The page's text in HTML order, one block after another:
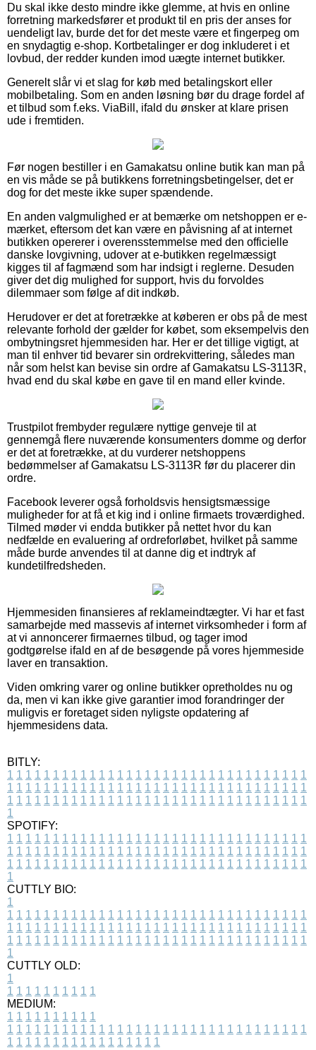
Du skal ikke desto mindre ikke glemme, at hvis en online
forretning markedsfører et produkt til en pris der anses for
uendeligt lav, burde det for det meste være et fingerpeg om
en snydagtig e-shop. Kortbetalinger er dog inkluderet i et
lovbud, der redder kunden imod uægte internet butikker.
Generelt slår vi et slag for køb med betalingskort eller
mobilbetaling. Som en anden løsning bør du drage fordel af
et tilbud som f.eks. ViaBill, ifald du ønsker at klare prisen
ude i fremtiden.
Før nogen bestiller i en Gamakatsu online butik kan man på
en vis måde se på butikkens forretningsbetingelser, det er
dog for det meste ikke super spændende.
En anden valgmulighed er at bemærke om netshoppen er e-
mærket, eftersom det kan være en påvisning af at internet
butikken opererer i overensstemmelse med den officielle
danske lovgivning, udover at e-butikken regelmæssigt
kigges til af fagmænd som har indsigt i reglerne. Desuden
giver det dig mulighed for support, hvis du forvoldes
dilemmaer som følge af dit indkøb.
Herudover er det at foretrække at køberen er obs på de mest
relevante forhold der gælder for købet, som eksempelvis den
ombytningsret hjemmesiden har. Her er det tillige vigtigt, at
man til enhver tid bevarer sin ordrekvittering, således man
når som helst kan bevise sin ordre af Gamakatsu LS-3113R,
hvad end du skal købe en gave til en mand eller kvinde.
Trustpilot frembyder regulære nyttige genveje til at
gennemgå flere nuværende konsumenters domme og derfor
er det at foretrække, at du vurderer netshoppens
bedømmelser af Gamakatsu LS-3113R før du placerer din
ordre.
Facebook leverer også forholdsvis hensigtsmæssige
muligheder for at få et kig ind i online firmaets troværdighed.
Tilmed møder vi endda butikker på nettet hvor du kan
nedfælde en evaluering af ordreforløbet, hvilket på samme
måde burde anvendes til at danne dig et indtryk af
kundetilfredsheden.
Hjemmesiden finansieres af reklameindtægter. Vi har et fast
samarbejde med massevis af internet virksomheder i form af
at vi annoncerer firmaernes tilbud, og tager imod
godtgørelse ifald en af de besøgende på vores hjemmeside
laver en transaktion.
Viden omkring varer og online butikker opretholdes nu og
da, men vi kan ikke give garantier imod forandringer der
muligvis er foretaget siden nyligste opdatering af
hjemmesidens data.
BITLY:
1 1 1 1 1 1 1 1 1 1 1 1 1 1 1 1 1 1 1 1 1 1 1 1 1 1 1 1 1 1 1 1 1
1 1 1 1 1 1 1 1 1 1 1 1 1 1 1 1 1 1 1 1 1 1 1 1 1 1 1 1 1 1 1 1 1
1 1 1 1 1 1 1 1 1 1 1 1 1 1 1 1 1 1 1 1 1 1 1 1 1 1 1 1 1 1 1 1 1
1
SPOTIFY:
1 1 1 1 1 1 1 1 1 1 1 1 1 1 1 1 1 1 1 1 1 1 1 1 1 1 1 1 1 1 1 1 1
1 1 1 1 1 1 1 1 1 1 1 1 1 1 1 1 1 1 1 1 1 1 1 1 1 1 1 1 1 1 1 1 1
1 1 1 1 1 1 1 1 1 1 1 1 1 1 1 1 1 1 1 1 1 1 1 1 1 1 1 1 1 1 1 1 1
1
CUTTLY BIO:
1
1 1 1 1 1 1 1 1 1 1 1 1 1 1 1 1 1 1 1 1 1 1 1 1 1 1 1 1 1 1 1 1 1
1 1 1 1 1 1 1 1 1 1 1 1 1 1 1 1 1 1 1 1 1 1 1 1 1 1 1 1 1 1 1 1 1
1 1 1 1 1 1 1 1 1 1 1 1 1 1 1 1 1 1 1 1 1 1 1 1 1 1 1 1 1 1 1 1 1
1
CUTTLY OLD:
1
1 1 1 1 1 1 1 1 1 1
MEDIUM:
1 1 1 1 1 1 1 1 1 1
1 1 1 1 1 1 1 1 1 1 1 1 1 1 1 1 1 1 1 1 1 1 1 1 1 1 1 1 1 1 1 1 1
1 1 1 1 1 1 1 1 1 1 1 1 1 1 1 1 1